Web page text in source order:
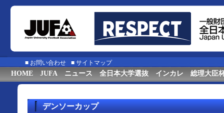
■ お問い合わせ ■ サイトマップ
HOME JUFA ニュース 全日本大学選抜 インカレ 総理大臣
デンソーカップ